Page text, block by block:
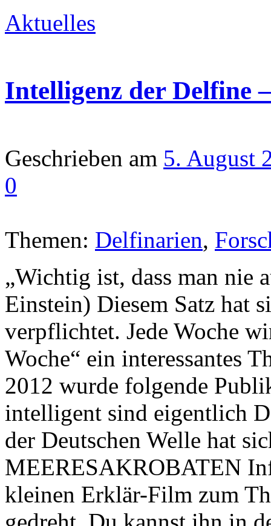
Aktuelles
Intelligenz der Delfine
Geschrieben am 5. August
0
Themen: Delfinarien,
„Wichtig ist, dass man nie
Einstein) Diesem Satz hat
verpflichtet. Jede Woche
Woche“ ein interessantes
2012 wurde folgende
intelligent sind eigentlich
der Deutschen Welle hat
MEERESAKROBATEN
kleinen Erklär-Film zum